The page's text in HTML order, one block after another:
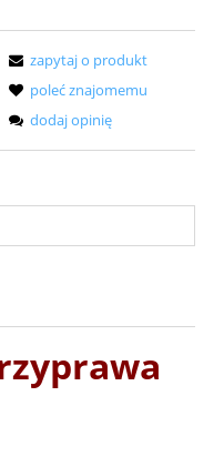
zapytaj o produkt
poleć znajomemu
dodaj opinię
płatności